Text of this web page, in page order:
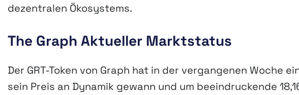
dezentralen Ökosystems.
The Graph Aktueller Marktstatus
Der GRT-Token von Graph hat in der vergangenen Woche
sein Preis an Dynamik gewann und um beeindruckende